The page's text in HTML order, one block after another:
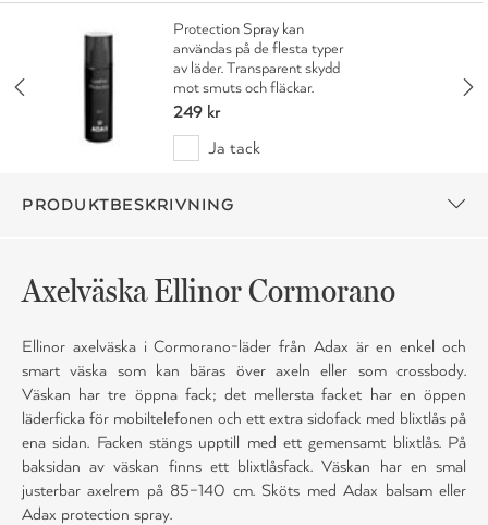
Protection Spray kan
användas på de flesta typer
av läder. Transparent skydd
mot smuts och fläckar.
249 kr
Ja tack
PRODUKTBESKRIVNING
Axelväska Ellinor Cormorano
Ellinor axelväska i Cormorano-läder från Adax är en enkel och
smart väska som kan bäras över axeln eller som crossbody.
Väskan har tre öppna fack; det mellersta facket har en öppen
läderficka för mobiltelefonen och ett extra sidofack med blixtlås på
ena sidan. Facken stängs upptill med ett gemensamt blixtlås. På
baksidan av väskan finns ett blixtlåsfack. Väskan har en smal
justerbar axelrem på 85–140 cm. Sköts med Adax balsam eller
Adax protection spray.